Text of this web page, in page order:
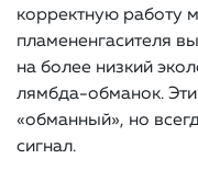
корректную работу
пламененгасителя
на более низкий
лямбда-обманок.
«обманный», но
сигнал.